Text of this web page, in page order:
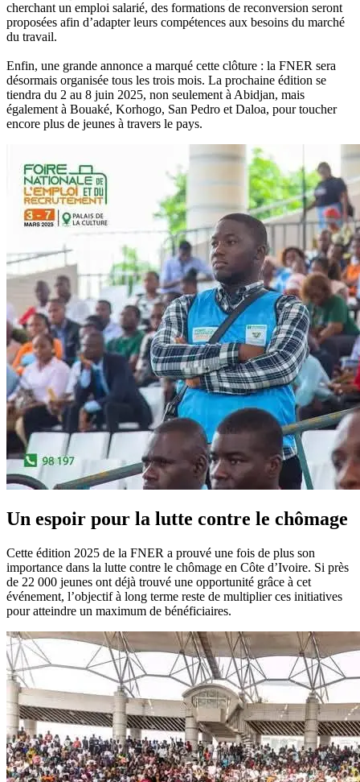
cherchant un emploi salarié, des formations de reconversion seront
proposées afin d’adapter leurs compétences aux besoins du marché
du travail.
Enfin, une grande annonce a marqué cette clôture : la FNER sera
désormais organisée tous les trois mois. La prochaine édition se
tiendra du 2 au 8 juin 2025, non seulement à Abidjan, mais
également à Bouaké, Korhogo, San Pedro et Daloa, pour toucher
encore plus de jeunes à travers le pays.
Un espoir pour la lutte contre le chômage
Cette édition 2025 de la FNER a prouvé une fois de plus son
importance dans la lutte contre le chômage en Côte d’Ivoire. Si près
de 22 000 jeunes ont déjà trouvé une opportunité grâce à cet
événement, l’objectif à long terme reste de multiplier ces initiatives
pour atteindre un maximum de bénéficiaires.